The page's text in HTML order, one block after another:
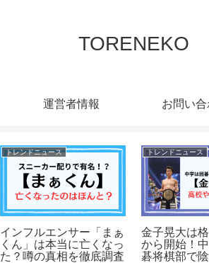
TORENEKO
運営者情報 お問い
トレンドニュース
インフルエンサー「まぁ
くん」は本当に亡くなっ
た？噂の真相を徹底調査
トレンドニュース
金子晃大は
から開始！
碁将棋部で